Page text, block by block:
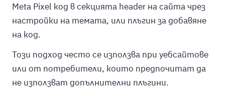
Meta Pixel код в секцията header на сайта чрез
настройки на темата, или плъгин за добавяне
на код.
Този подход често се използва при уебсайтове
или от потребители, които предпочитат да
не използват допълнителни плъгини.